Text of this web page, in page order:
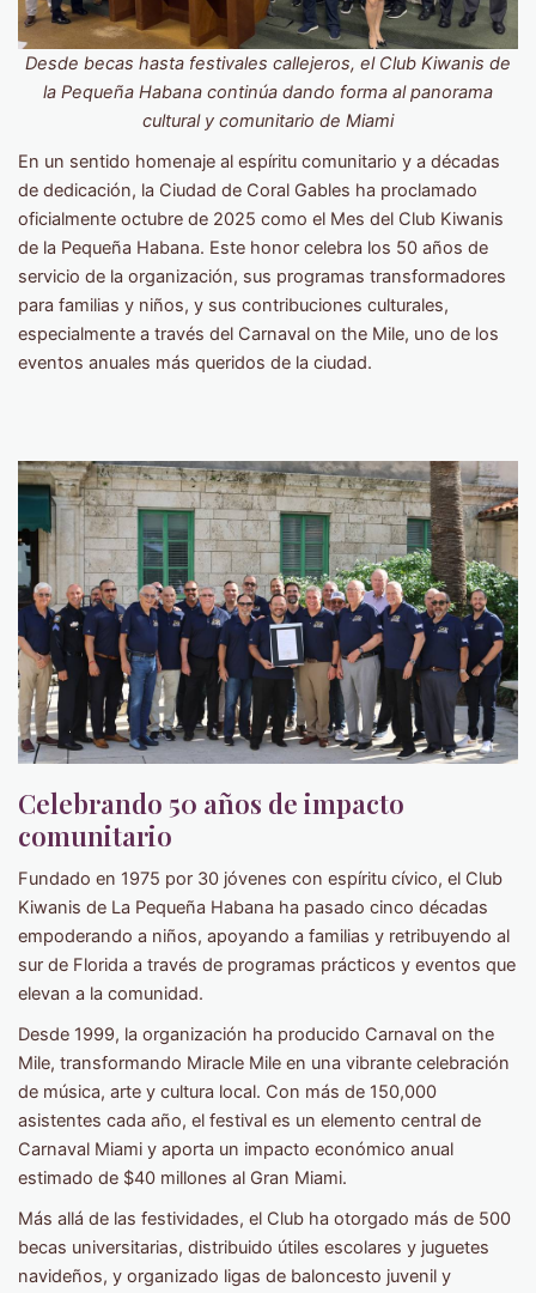
Desde becas hasta festivales callejeros, el Club Kiwanis de
la Pequeña Habana continúa dando forma al panorama
cultural y comunitario de Miami
En un sentido homenaje al espíritu comunitario y a décadas
de dedicación, la Ciudad de Coral Gables ha proclamado
oficialmente octubre de 2025 como el Mes del Club Kiwanis
de la Pequeña Habana. Este honor celebra los 50 años de
servicio de la organización, sus programas transformadores
para familias y niños, y sus contribuciones culturales,
especialmente a través del Carnaval on the Mile, uno de los
eventos anuales más queridos de la ciudad.
Celebrando 50 años de impacto
comunitario
Fundado en 1975 por 30 jóvenes con espíritu cívico, el Club
Kiwanis de La Pequeña Habana ha pasado cinco décadas
empoderando a niños, apoyando a familias y retribuyendo al
sur de Florida a través de programas prácticos y eventos que
elevan a la comunidad.
Desde 1999, la organización ha producido Carnaval on the
Mile, transformando Miracle Mile en una vibrante celebración
de música, arte y cultura local. Con más de 150,000
asistentes cada año, el festival es un elemento central de
Carnaval Miami y aporta un impacto económico anual
estimado de $40 millones al Gran Miami.
Más allá de las festividades, el Club ha otorgado más de 500
becas universitarias, distribuido útiles escolares y juguetes
navideños, y organizado ligas de baloncesto juvenil y